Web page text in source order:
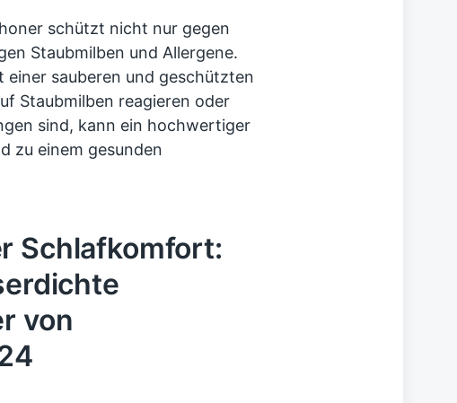
schützt nicht nur gegen
Staubmilben und Allergene.
einer sauberen und geschützten
Staubmilben reagieren oder
sind, kann ein hochwertiger
zu einem gesunden
Schlafkomfort:
von